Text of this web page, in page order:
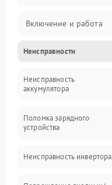
Включение и работа
Работа с нагрузкой
Звук и индикация
Неисправности
Неисправность
аккумулятора
Поломка зарядного
устройства
Неисправность инвертора